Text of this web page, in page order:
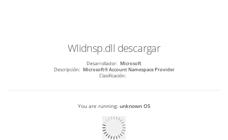
Wlidnsp.dll descargar
Desarrollador: Microsoft
Descripción: Microsoft® Account Namespace Provider
Clasificación:
You are running: unknown OS